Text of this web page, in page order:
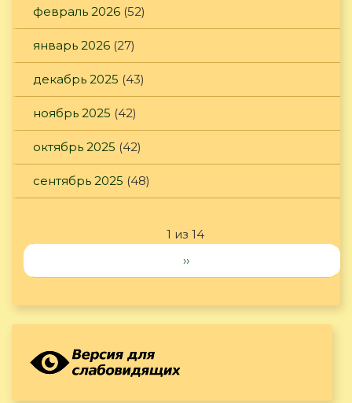
февраль 2026 (52)
январь 2026 (27)
декабрь 2025 (43)
ноябрь 2025 (42)
октябрь 2025 (42)
сентябрь 2025 (48)
1 из 14
››